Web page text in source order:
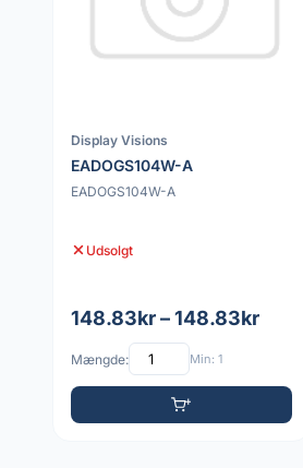
Display Visions
EADOGS104W-A
EADOGS104W-A
Udsolgt
148.83kr – 148.83kr
Mængde: Min: 1